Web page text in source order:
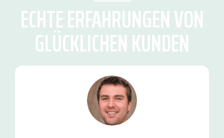
ECHTE ERFAHRUNGEN VON
GLÜCKLICHEN KUNDEN